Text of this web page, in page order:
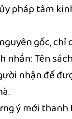
pháp tâm
gốc, chỉ
nhắn: Tên
nhận để
ý mới thanh